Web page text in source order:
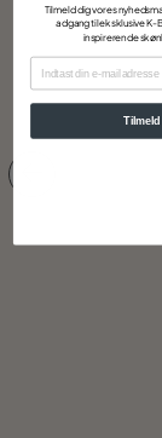
Tilmeld dig vores
adgang til eksklusive K-
inspirerende
EMAIL
Tilmeld